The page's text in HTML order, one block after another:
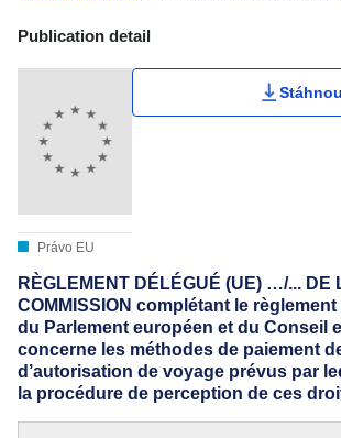
Publication Detail Actions
Publication detail
Právo EU
RÈGLEMENT DÉLÉGUÉ (UE) …/... DE
COMMISSION complétant le règlement
du Parlement européen et du Conseil
concerne les méthodes de paiement
d’autorisation de voyage prévus par
la procédure de perception de ces